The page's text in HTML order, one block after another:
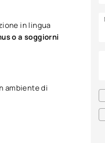
in lingua
o a soggiorni
ambiente di